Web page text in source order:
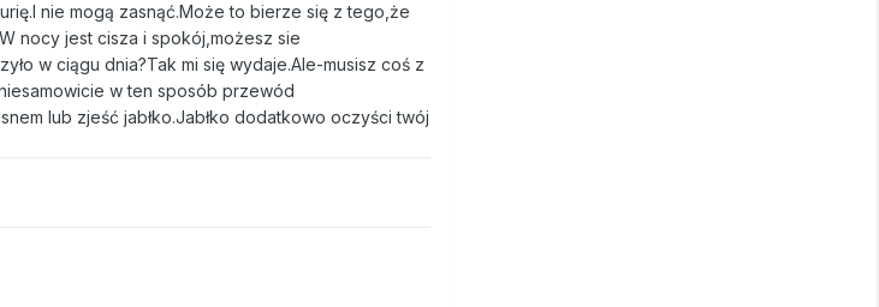
nie mogą zasnąć.Może to bierze się z tego,że
nocy jest cisza i spokój,możesz sie
w ciągu dnia?Tak mi się wydaje.Ale-musisz coś z
w ten sposób przewód
lub zjeść jabłko.Jabłko dodatkowo oczyści twój